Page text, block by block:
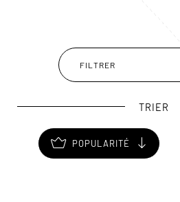
mille colonnes, ses arches
les arches de ses coupoles lui
patrimoine mondial de l'Unesco
FILTRER
TRIER
POPULARITÉ